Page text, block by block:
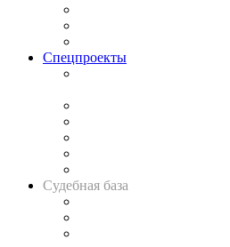
Спецпроекты
Судебная база